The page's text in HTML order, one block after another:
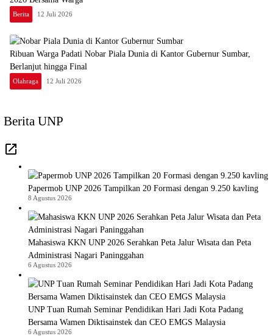
Berita 12 Juli 2026
Ribuan Warga Padati Nobar Piala Dunia di Kantor Gubernur Sumbar,
Berlanjut hingga Final
Olahraga 12 Juli 2026
Berita UNP
Papermob UNP 2026 Tampilkan 20 Formasi dengan 9.250 kavling
8 Agustus 2026
Mahasiswa KKN UNP 2026 Serahkan Peta Jalur Wisata dan Peta
Administrasi Nagari Paninggahan
6 Agustus 2026
UNP Tuan Rumah Seminar Pendidikan Hari Jadi Kota Padang
Bersama Wamen Diktisainstek dan CEO EMGS Malaysia
6 Agustus 2026